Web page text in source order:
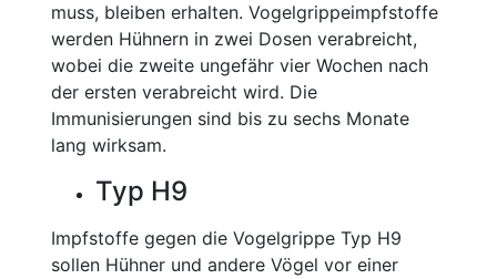
muss, bleiben erhalten. Vogelgrippeimpfstoffe
werden Hühnern in zwei Dosen verabreicht,
wobei die zweite ungefähr vier Wochen nach
der ersten verabreicht wird. Die
Immunisierungen sind bis zu sechs Monate
lang wirksam.
Typ H9
Impfstoffe gegen die Vogelgrippe Typ H9
sollen Hühner und andere Vögel vor einer